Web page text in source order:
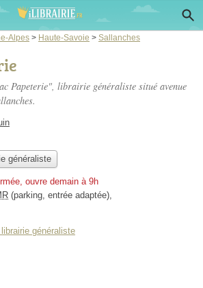
Alpes > Haute-Savoie > Sallanches
Papeterie", librairie généraliste situé avenue
généraliste
ouvre demain à 9h
(parking, entrée adaptée),
généraliste